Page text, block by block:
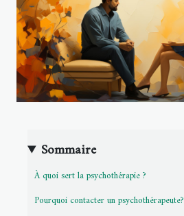
Sommaire
À quoi sert la psychothérapie ?
Pourquoi contacter un psychothérapeute?